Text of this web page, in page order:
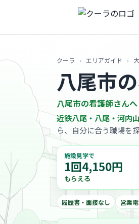
クーラ › エリアガイド ›
八尾市
八尾市の看護師さんへ
近鉄八尾・八尾・河内
ら、自分に合う職場を
施設見学で
1回4,150円
もらえる
履歴書・面接なし 営業